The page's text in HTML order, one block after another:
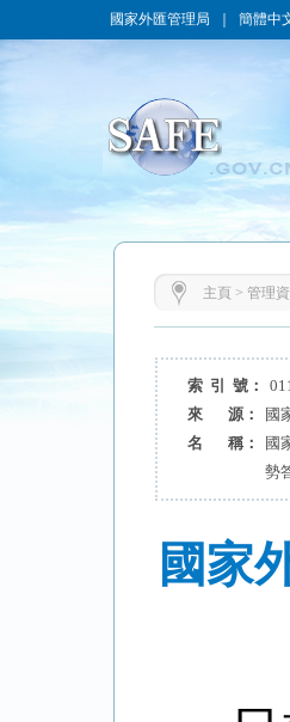
國家外匯管理局 簡體中
主頁 > 管理
索 引 號：
來 源：
國
名 稱：
國
勢
國家